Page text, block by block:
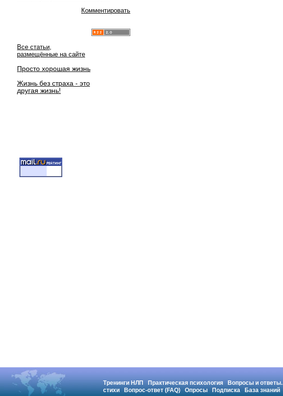
Комментировать
Все статьи,
размещённые на сайте
Просто хорошая жизнь
Жизнь без страха - это
другая жизнь!
Тренинги НЛП Практическая психология Вопросы и ответы.
стихи
Вопрос-ответ (FAQ) Опросы Подписка База знаний